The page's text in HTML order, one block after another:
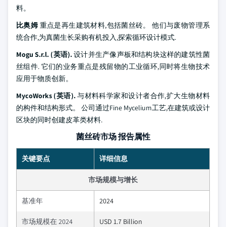
料。
比奥姆 重点是再生建筑材料,包括菌丝砖。 他们与废物管理系
统合作,为真菌生长采购有机投入,探索循环设计模式.
Mogu S.r.l. (英语).设计并生产像声板和结构块这样的建筑性菌
丝组件. 它们的业务重点是残留物的工业循环,同时将生物技术
应用于物质创新。
MycoWorks (英语).与材料科学家和设计者合作,扩大生物材料
的构件和结构形式。 公司通过Fine Mycelium工艺,在建筑或设计
区块的同时创建皮革类材料.
菌丝砖市场 报告属性
关键要点 详细信息
市场规模与增长
基准年 2024
市场规模在 2024 USD 1.7 Billion